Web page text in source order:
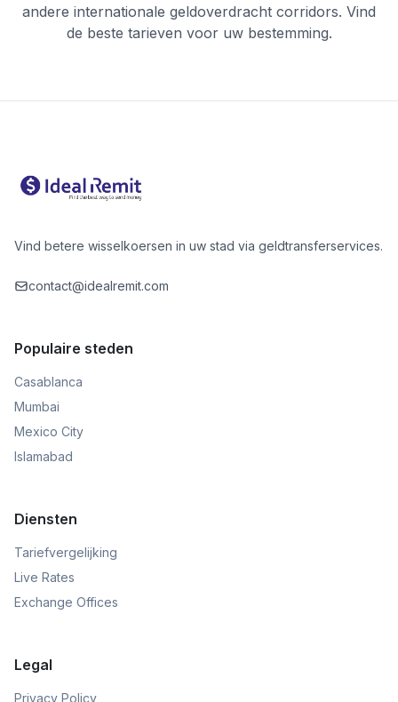
andere internationale geldoverdracht corridors. Vind
de beste tarieven voor uw bestemming.
Vind betere wisselkoersen in uw stad via geldtransferservices.
contact@idealremit.com
Populaire steden
Casablanca
Mumbai
Mexico City
Islamabad
Diensten
Tariefvergelijking
Live Rates
Exchange Offices
Legal
Privacy Policy